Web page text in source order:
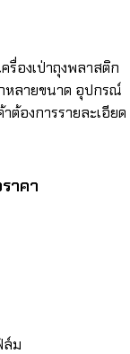
รื่องเป่าถุงพลาสติก
หลายขนาด อุปกรณ์
ต้องการรายละเอียด
าคา
ล์ม